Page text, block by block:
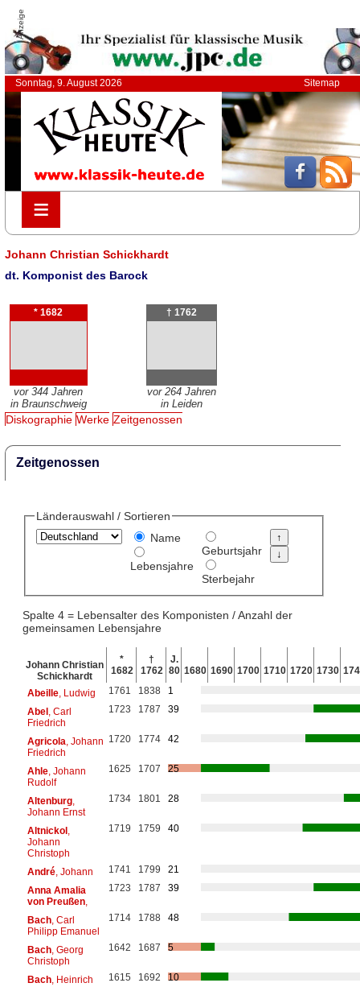
Anzeige
Sonntag, 9. August 2026 Sitemap
≡
≡
Johann Christian Schickhardt
dt. Komponist des Barock
* 1682
vor 344 Jahren
in Braunschweig
† 1762
vor 264 Jahren
in Leiden
Diskographie Werke Zeitgenossen
Zeitgenossen
Länderauswahl / Sortieren
Name
Lebensjahre
Geburtsjahr
Sterbejahr
Spalte 4 = Lebensalter des Komponisten / Anzahl der
gemeinsamen Lebensjahre
Johann Christian
Schickhardt
*
1682
†
1762
J.
80 1680 1690 1700 1710 1720 1730
Abeille, Ludwig 1761 1838
1
Abel, Carl
Friedrich
1723 1787 39
Agricola , Johann
Friedrich
1720 1774 42
Ahle, Johann
Rudolf
1625 1707 25
Altenburg,
Johann Ernst
1734 1801 28
Altnickol,
Johann
Christoph
1719 1759 40
André, Johann 1741 1799
21
Anna Amalia
von Preußen,
1723 1787 39
Bach, Carl
Philipp Emanuel
1714 1788 48
Bach, Georg
Christoph
1642 1687 5
Bach, Heinrich 1615 1692
10